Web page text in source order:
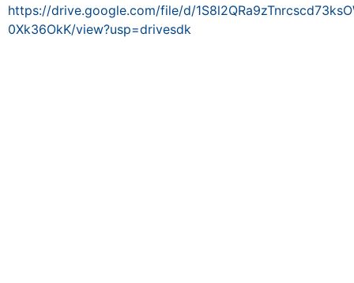
https://drive.google.com/file/d/
0Xk36OkK/view?usp=drivesdk